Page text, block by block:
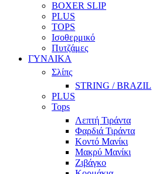
BOXER SLIP
PLUS
TOPS
Ισοθερμικό
Πυτζάμες
ΓΥΝΑΙΚΑ
Σλίπς
STRING / BRAZIL
PLUS
Tops
Λεπτή Τιράντα
Φαρδιά Τιράντα
Κοντό Μανίκι
Μακρύ Μανίκι
Ζιβάγκο